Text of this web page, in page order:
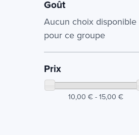
Goût
Aucun choix disponible
pour ce groupe
Prix
10,00 € - 15,00 €